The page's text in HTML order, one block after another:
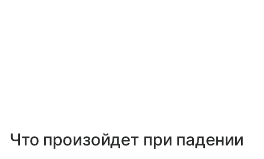
Что произойдет при падении